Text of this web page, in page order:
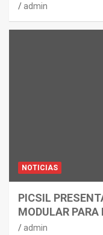
admin
NOTICIAS
PICSIL
MODULAR
admin